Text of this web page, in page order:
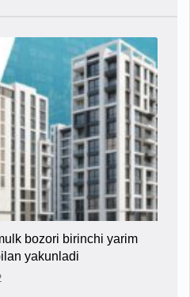
bozori birinchi yarim
yakunladi